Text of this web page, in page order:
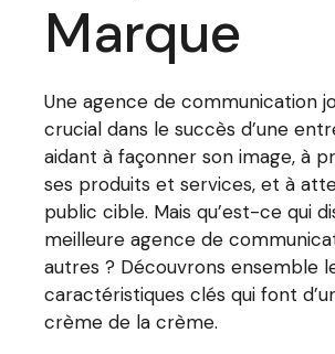
Marque
Une agence de communication
crucial dans le succès d’une
aidant à façonner son image, à
ses produits et services, et à
public cible. Mais qu’est-ce qui
meilleure agence de
autres ? Découvrons ensemble
caractéristiques clés qui font
crème de la crème.